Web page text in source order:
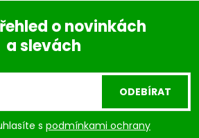
o novinkách
a slevách
s podmínkami ochrany
ODEBÍRAT